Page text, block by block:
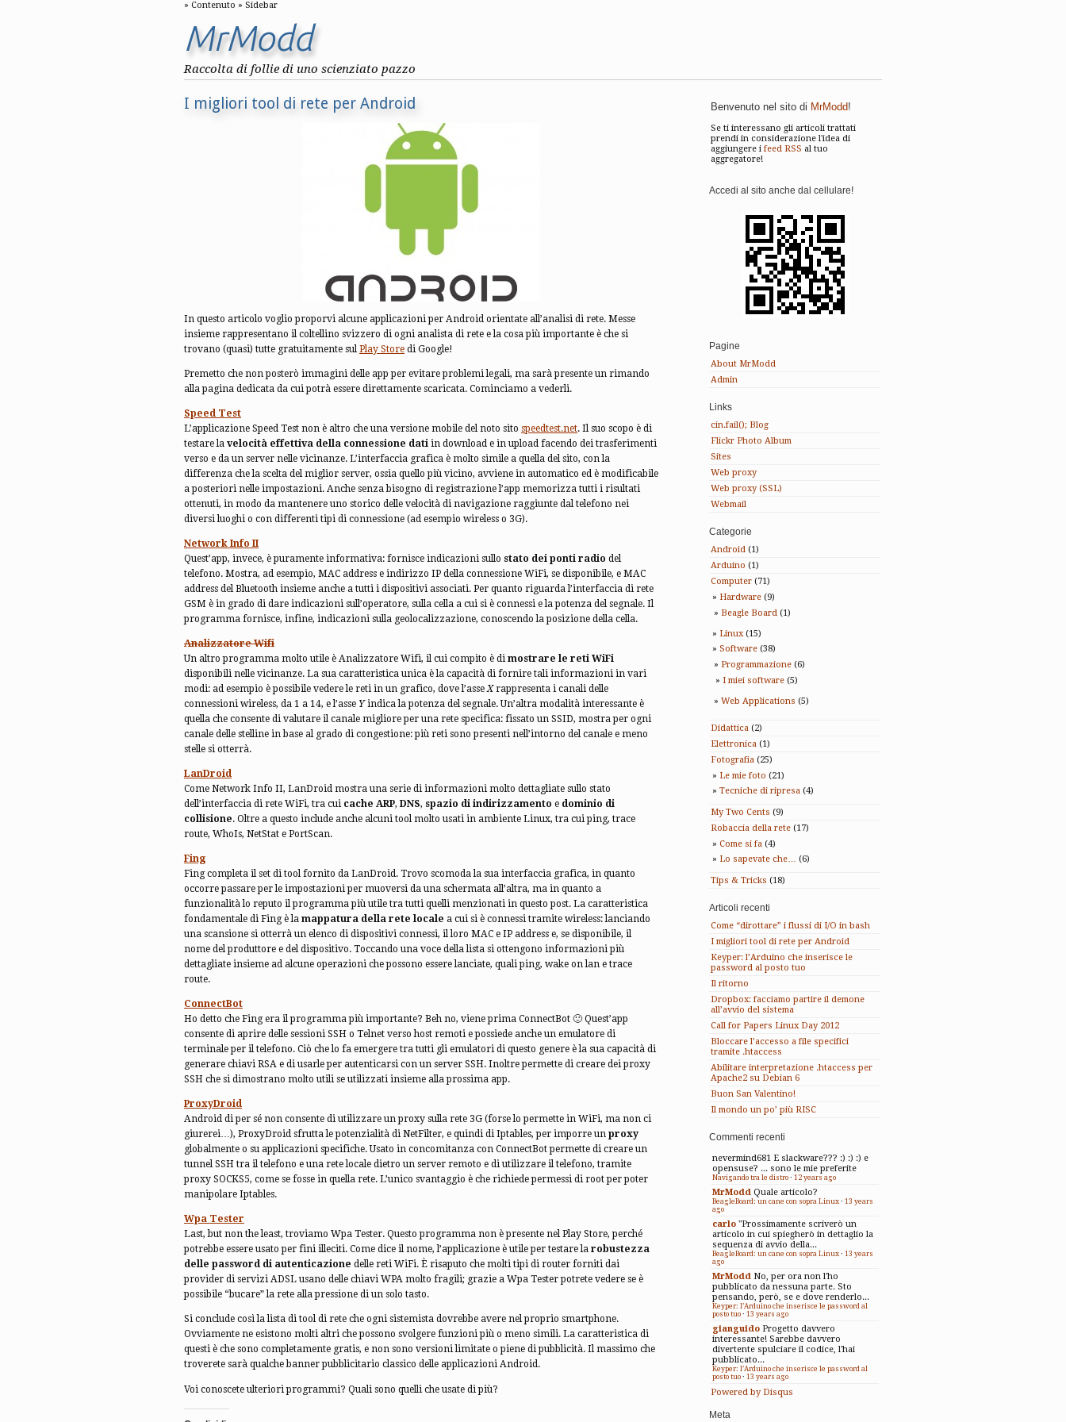
Contenuto Sidebar
MrModd
Raccolta di follie di uno scienziato pazzo
I migliori tool di rete per Android
In questo articolo voglio proporvi alcune applicazioni per Android orientate all’analisi di rete. Messe
insieme rappresentano il coltellino svizzero di ogni analista di rete e la cosa più importante è che si
trovano (quasi) tutte gratuitamente sul Play Store di Google!
Premetto che non posterò immagini delle app per evitare problemi legali, ma sarà presente un rimando
alla pagina dedicata da cui potrà essere direttamente scaricata. Cominciamo a vederli.
Speed Test
L’applicazione Speed Test non è altro che una versione mobile del noto sito speedtest.net. Il suo scopo è di
testare la velocità effettiva della connessione dati in download e in upload facendo dei trasferimenti
verso e da un server nelle vicinanze. L’interfaccia grafica è molto simile a quella del sito, con la
differenza che la scelta del miglior server, ossia quello più vicino, avviene in automatico ed è modificabile
a posteriori nelle impostazioni. Anche senza bisogno di registrazione l’app memorizza tutti i risultati
ottenuti, in modo da mantenere uno storico delle velocità di navigazione raggiunte dal telefono nei
diversi luoghi o con differenti tipi di connessione (ad esempio wireless o 3G).
Network Info II
Quest’app, invece, è puramente informativa: fornisce indicazioni sullo stato dei ponti radio del
telefono. Mostra, ad esempio, MAC address e indirizzo IP della connessione WiFi, se disponibile, e MAC
address del Bluetooth insieme anche a tutti i dispositivi associati. Per quanto riguarda l’interfaccia di rete
GSM è in grado di dare indicazioni sull’operatore, sulla cella a cui si è connessi e la potenza del segnale. Il
programma fornisce, infine, indicazioni sulla geolocalizzazione, conoscendo la posizione della cella.
Analizzatore Wifi
Un altro programma molto utile è Analizzatore Wifi, il cui compito è dimostrare le reti WiFi
disponibili nelle vicinanze. La sua caratteristica unica è la capacità di fornire tali informazioni in vari
modi: ad esempio è possibile vedere le reti in un grafico, dove l’asseXrappresenta i canali delle
connessioni wireless, da 1 a 14, e l’asse Yindica la potenza del segnale. Un’altra modalità interessante è
quella che consente di valutare il canale migliore per una rete specifica: fissato un SSID, mostra per ogni
canale delle stelline in base al grado di congestione: più reti sono presenti nell’intorno del canale e meno
stelle si otterrà.
LanDroid
Come Network Info II, LanDroid mostra una serie di informazioni molto dettagliate sullo stato
dell’interfaccia di rete WiFi, tra cui cache ARP,DNS, spazio di indirizzamento e dominio di
collisione. Oltre a questo include anche alcuni tool molto usati in ambiente Linux, tra cui ping, trace
route, WhoIs, NetStat e PortScan.
Fing
Fing completa il set di tool fornito da LanDroid. Trovo scomoda la sua interfaccia grafica, in quanto
occorre passare per le impostazioni per muoversi da una schermata all’altra, ma in quanto a
funzionalità lo reputo il programma più utile tra tutti quelli menzionati in questo post. La caratteristica
fondamentale di Fing è la mappatura della rete locale a cui si è connessi tramite wireless: lanciando
una scansione si otterrà un elenco di dispositivi connessi, il loro MAC e IP address e, se disponibile, il
nome del produttore e del dispositivo. Toccando una voce della lista si ottengono informazioni più
dettagliate insieme ad alcune operazioni che possono essere lanciate, quali ping, wake on lan e trace
route.
ConnectBot
Ho detto che Fing era il programma più importante? Beh no, viene prima ConnectBot 🙂 Quest’app
consente di aprire delle sessioni SSH o Telnet verso host remoti e possiede anche un emulatore di
terminale per il telefono. Ciò che lo fa emergere tra tutti gli emulatori di questo genere è la sua capacità di
generare chiavi RSA e di usarle per autenticarsi con un server SSH. Inoltre permette di creare dei proxy
SSH che si dimostrano molto utili se utilizzati insieme alla prossima app.
ProxyDroid
Android di per sé non consente di utilizzare un proxy sulla rete 3G (forse lo permette in WiFi, ma non ci
giurerei…), ProxyDroid sfrutta le potenzialità di NetFilter, e quindi di Iptables, per imporre un proxy
globalmente o su applicazioni specifiche. Usato in concomitanza con ConnectBot permette di creare un
tunnel SSH tra il telefono e una rete locale dietro un server remoto e di utilizzare il telefono, tramite
proxy SOCKS5, come se fosse in quella rete. L’unico svantaggio è che richiede permessi di root per poter
manipolare Iptables.
Wpa Tester
Last, but non the least, troviamo Wpa Tester. Questo programma non è presente nel Play Store, perché
potrebbe essere usato per fini illeciti. Come dice il nome, l’applicazione è utile per testare la robustezza
delle password di autenticazione delle reti WiFi. È risaputo che molti tipi di router forniti dai
provider di servizi ADSL usano delle chiavi WPA molto fragili; grazie a Wpa Tester potrete vedere se è
possibile “bucare” la rete alla pressione di un solo tasto.
Si conclude così la lista di tool di rete che ogni sistemista dovrebbe avere nel proprio smartphone.
Ovviamente ne esistono molti altri che possono svolgere funzioni più o meno simili. La caratteristica di
questi è che sono completamente gratis, e non sono versioni limitate o piene di pubblicità. Il massimo che
troverete sarà qualche banner pubblicitario classico delle applicazioni Android.
Voi conoscete ulteriori programmi? Quali sono quelli che usate di più?
Benvenuto nel sito di MrModd!
Se ti interessano gli articoli trattati
prendi in considerazione l'idea di
aggiungere i feed RSS al tuo
aggregatore!
Accedi al sito anche dal cellulare!
Pagine
About MrModd
Admin
Links
cin.fail(); Blog
Flickr Photo Album
Sites
Web proxy
Web proxy (SSL)
Webmail
Categorie
Android (1)
Arduino (1)
Computer (71)
Hardware (9)
Beagle Board (1)
Linux(15)
Software (38)
Programmazione (6)
I miei software (5)
Web Applications (5)
Didattica (2)
Elettronica (1)
Fotografia (25)
Le mie foto (21)
Tecniche di ripresa (4)
My Two Cents (9)
Robaccia della rete (17)
Come si fa (4)
Lo sapevate che… (6)
Tips & Tricks (18)
Articoli recenti
Come “dirottare” i flussi di I/O in bash
I migliori tool di rete per Android
Keyper: l’Arduino che inserisce le
password al posto tuo
Il ritorno
Dropbox: facciamo partire il demone
all’avvio del sistema
Call for Papers Linux Day 2012
Bloccare l’accesso a file specifici
tramite .htaccess
Abilitare interpretazione .htaccess per
Apache2 su Debian 6
Buon San Valentino!
Il mondo un po’ più RISC
Commenti recenti
nevermind681 E slackware??? :) :) :) e
opensuse? ... sono le mie preferite
Navigando tra le distro · 12 years ago
MrModd Quale articolo?
BeagleBoard: un cane con sopra Linux · 13 years
ago
carlo "Prossimamente scriverò un
articolo in cui spiegherò in dettaglio la
sequenza di avvio della...
BeagleBoard: un cane con sopra Linux · 13 years
ago
MrModd No, per ora non l'ho
pubblicato da nessuna parte. Sto
pensando, però, se e dove renderlo...
Keyper: l’Arduino che inserisce le password al
posto tuo · 13 years ago
gianguido Progetto davvero
interessante! Sarebbe davvero
divertente spulciare il codice, l'hai
pubblicato...
Keyper: l’Arduino che inserisce le password al
posto tuo · 13 years ago
Powered by Disqus
Meta